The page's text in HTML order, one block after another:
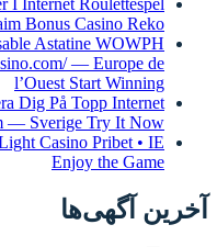
I Internet Roulettespel
Bonus Casino Reko
Astatine WOWPH
— Europe de
l’Ouest Start Winning
Dig På Topp Internet
— Sverige Try It Now
Casino Pribet • IE
Enjoy the Game
آخرین آگهی‌ها